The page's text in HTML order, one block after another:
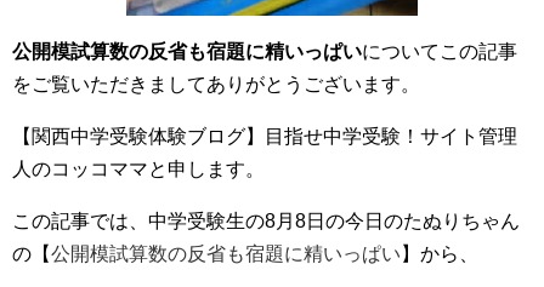
公開模試算数の反省も宿題に精いっぱいについてこの記事
をご覧いただきましてありがとうございます。
【関西中学受験体験ブログ】目指せ中学受験！サイト管理
人のコッコママと申します。
この記事では、中学受験生の8月8日の今日のたぬりちゃん
の【公開模試算数の反省も宿題に精いっぱい 】から、